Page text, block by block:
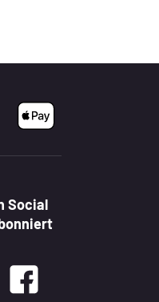
Social
Facebook